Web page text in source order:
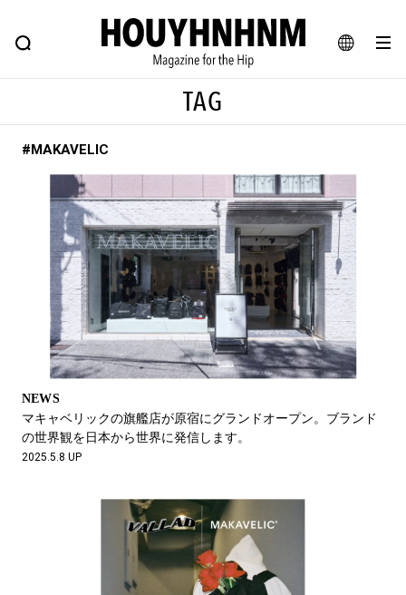
JA
FEATURE BLOG SNAP
ヒップなファッション、カルチャー、ライフスタイルWEBマガジン
#注目のタグ
#SHOPPING ADDICT #憧れの逸品
#ESSENTIAL DESIGNS #古着サミット
#NEW VINTAGE #マイナーグッド図鑑
#路地裏てぃーん。 #MONTHLY JOURNAL
#GH 銘品の所以 #フイナムのYouTube
#Commune H #FOCUS IT #AH.H
#ととけん #FASHION #MUSIC #MOVIE
#LIFESTYLE
#SPORTS #HANDSOME HANDBOOK
TAG
#MAKAVELIC
NEWS
マキャベリックの旗艦店が原宿にグランドオープン。ブランド
の世界観を日本から世界に発信します。
2025.5.8 UP